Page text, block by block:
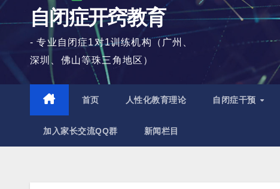
自闭症开窍教育
- 专业自闭症1对1训练机构（广州、
深圳、佛山等珠三角地区）
首页 人性化教育理论 自闭症干预
加入家长交流QQ群 新闻栏目